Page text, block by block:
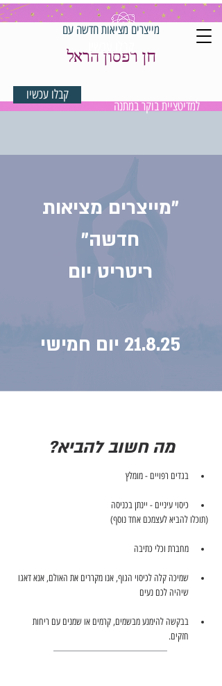
מייצרים מציאות חדשה עם
חן רפסון הראל
קבלו עכשיו
למדיטציית בוקר במתנה
"מייצרים מציאות
חדשה"
ריטריט יום
21.8.25 יום חמישי
מה חשוב להביא?
בגדים רפויים - מומלץ
כיסוי עיניים - יינתן בכניסה
(תוכלו להביא לעצמכם אחד נוסף)
מחברת וכלי כתיבה
שמיכה קלה לכיסוי הגוף, אנו מקררים את האולם, אנא דאגו
שיהיה לכם נעים
בבקשה להימנע מבשמים, קרמים או שמנים עם ריחות
חזקים.